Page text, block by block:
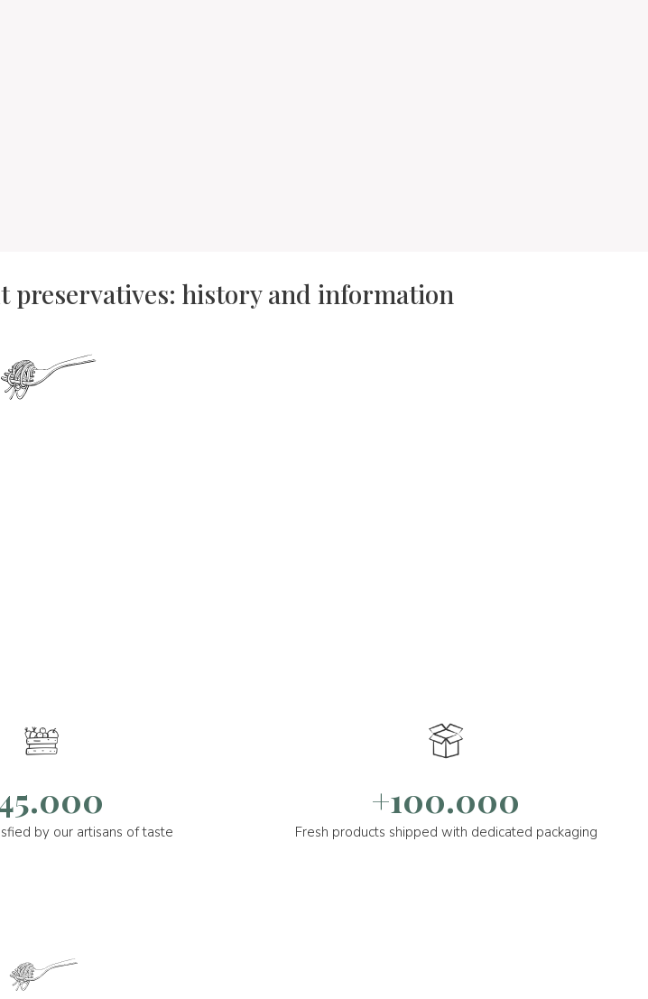
preservatives: history and information
by our artisans of taste
+100.000
Fresh products shipped with dedicated packaging